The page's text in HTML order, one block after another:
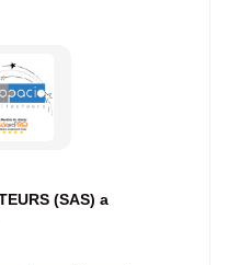
(SAS) a